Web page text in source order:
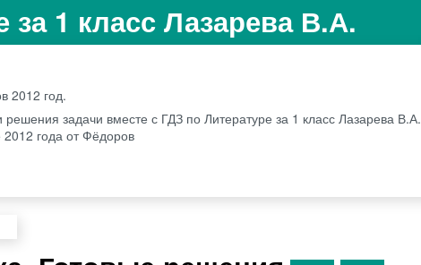
за 1 класс Лазарева В.А.
2012 год.
решения задачи вместе с ГДЗ по Литературе за 1 класс Лазарева В.А.
года от Фёдоров